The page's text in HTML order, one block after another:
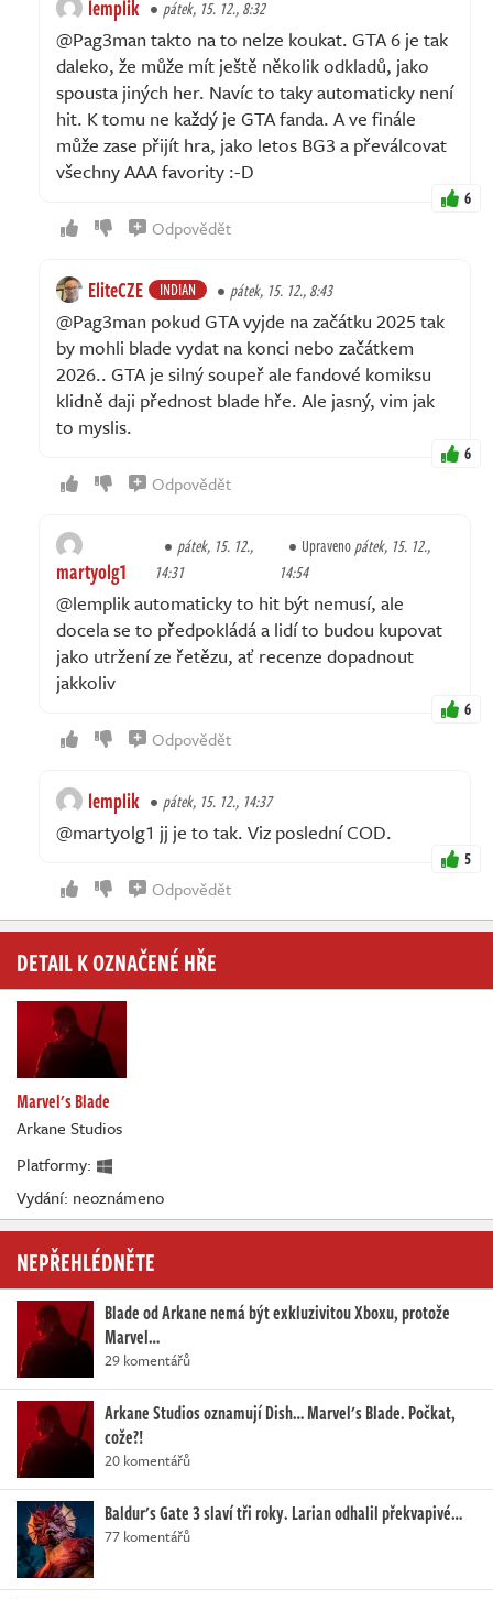
lemplik pátek, 15. 12., 8:32
@Pag3man takto na to nelze koukat. GTA 6 je tak
daleko, že může mít ještě několik odkladů, jako
spousta jiných her. Navíc to taky automaticky není
hit. K tomu ne každý je GTA fanda. A ve finále
může zase přijít hra, jako letos BG3 a převálcovat
všechny AAA favority :-D
6
Odpovědět
EliteCZE INDIAN pátek, 15. 12., 8:43
@Pag3man pokud GTA vyjde na začátku 2025 tak
by mohli blade vydat na konci nebo začátkem
2026.. GTA je silný soupeř ale fandové komiksu
klidně daji přednost blade hře. Ale jasný, vim jak
to myslis.
6
Odpovědět
martyolg1
pátek, 15. 12.,
14:31
Upravenopátek, 15. 12.,
14:54
@lemplik automaticky to hit být nemusí, ale
docela se to předpokládá a lidí to budou kupovat
jako utržení ze řetězu, ať recenze dopadnout
jakkoliv
6
Odpovědět
lemplik pátek, 15. 12., 14:37
@martyolg1 jj je to tak. Viz poslední COD.
5
Odpovědět
DETAIL K OZNAČENÉ HŘE
Marvel's Blade
Arkane Studios
Platformy:
Vydání: neoznámeno
NEPŘEHLÉDNĚTE
Blade od Arkane nemá být exkluzivitou Xboxu, protože
Marvel…
29 komentářů
Arkane Studios oznamují Dish… Marvel's Blade. Počkat,
cože?!
20 komentářů
Baldur's Gate 3 slaví tři roky. Larian odhalil překvapivé…
77 komentářů